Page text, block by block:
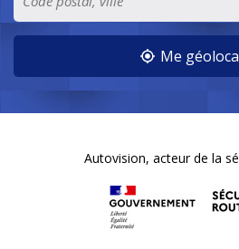
Me
Autovision, acteur de la